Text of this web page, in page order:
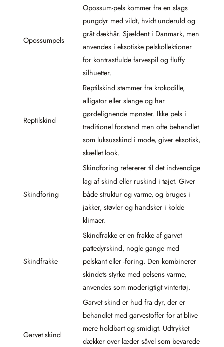
Opossumpels
Opossum-pels kommer fra en slags
pungdyr med vildt, hvidt underuld og
gråt dækhår. Sjældent i Danmark, men
anvendes i eksotiske pelskollektioner
for kontrastfulde farvespil og fluffy
silhuetter.
Reptilskind
Reptilskind stammer fra krokodille,
alligator eller slange og har
gørdelignende mønster. Ikke pels i
traditionel forstand men ofte behandlet
som luksusskind i mode, giver eksotisk,
skællet look.
Skindforing
Skindforing refererer til det indvendige
lag af skind eller ruskind i tøjet. Giver
både struktur og varme, og bruges i
jakker, støvler og handsker i kolde
klimaer.
Skindfrakke
Skindfrakke er en frakke af garvet
pattedyrskind, nogle gange med
pelskant eller -foring. Den kombinerer
skindets styrke med pelsens varme,
anvendes som moderigtigt vintertøj.
Garvet skind
Garvet skind er hud fra dyr, der er
behandlet med garvestoffer for at blive
mere holdbart og smidigt. Udtrykket
dækker over læder såvel som bevarede